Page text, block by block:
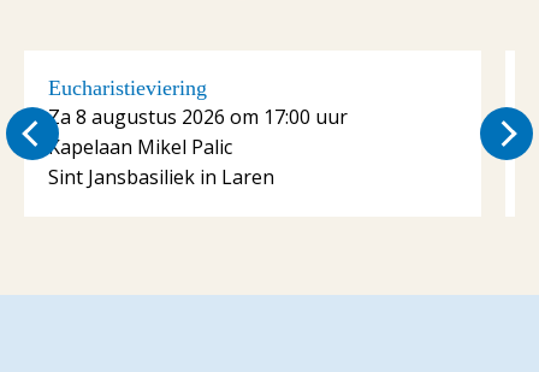
Eucharistieviering
Za 8 augustus 2026 om 17:00 uur
Kapelaan Mikel Palic
Sint Jansbasiliek in Laren